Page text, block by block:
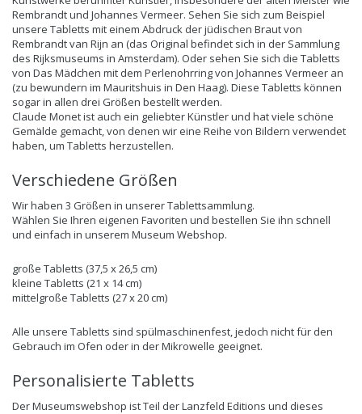
Rembrandt und Johannes Vermeer. Sehen Sie sich zum Beispiel
unsere Tabletts mit einem Abdruck der jüdischen Braut von
Rembrandt van Rijn an (das Original befindet sich in der Sammlung
des Rijksmuseums in Amsterdam). Oder sehen Sie sich die Tabletts
von Das Mädchen mit dem Perlenohrring von Johannes Vermeer an
(zu bewundern im Mauritshuis in Den Haag). Diese Tabletts können
sogar in allen drei Größen bestellt werden.
Claude Monet ist auch ein geliebter Künstler und hat viele schöne
Gemälde gemacht, von denen wir eine Reihe von Bildern verwendet
haben, um Tabletts herzustellen.
Verschiedene Größen
Wir haben 3 Größen in unserer Tablettsammlung.
Wählen Sie Ihren eigenen Favoriten und bestellen Sie ihn schnell
und einfach in unserem Museum Webshop.
große Tabletts (37,5 x 26,5 cm)
kleine Tabletts (21 x 14 cm)
mittelgroße Tabletts (27 x 20 cm)
Alle unsere Tabletts sind spülmaschinenfest, jedoch nicht für den
Gebrauch im Ofen oder in der Mikrowelle geeignet.
Personalisierte Tabletts
Der Museumswebshop ist Teil der Lanzfeld Editions und dieses